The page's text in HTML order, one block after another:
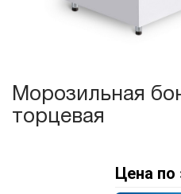
Морозильная
торцевая
Цена по